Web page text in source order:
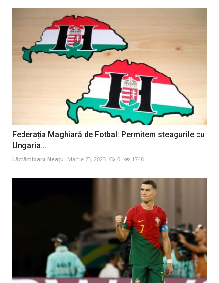
Federația Maghiară de Fotbal: Permitem steagurile cu
Ungaria...
Lăcrămioara Neațu Martie 23, 2023 0 1748